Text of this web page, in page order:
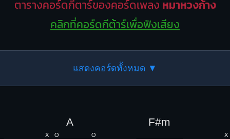
ตารางคอร์ดกีตาร์ของคอร์ดเพลง หมาหวงก้าง
คลิกที่คอร์ดกีต้าร์เพื่อฟังเสียง
แสดงคอร์ดทั้งหมด ▼
A
X O O
F#m
X